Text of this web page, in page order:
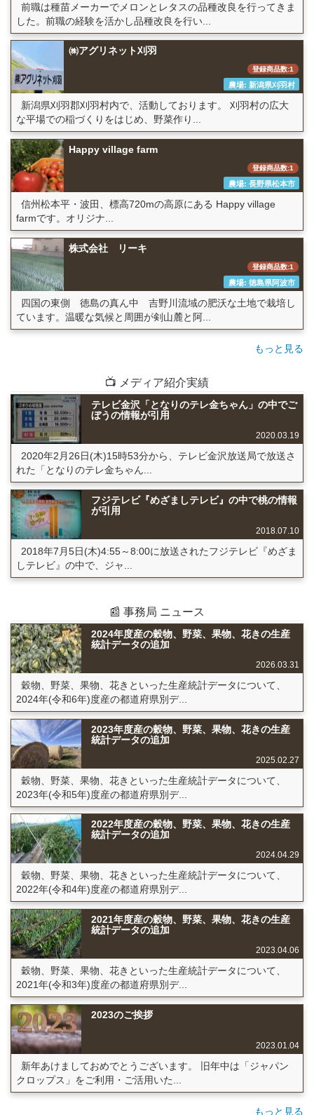
前職は種苗メーカーでメロンとレタスの品種改良を行ってきま
した。前職の経験を活かし品種改良を行い...
㈱アグリネット刈羽
登録商品数:1
農場: 新潟県刈羽村
新潟県刈羽郡刈羽村内で、活動しております。 刈羽村の広大
な平場での稲づくりをはじめ、野菜作り...
Happy village farm
登録商品数:1
農場: 長野県松本市
信州松本平・波田、標高720mの高原にある Happy village
farmです。オリジナ...
株式会社 リーキ
登録商品数:1
農場: 徳島県阿波市
四国の東側 徳島の真ん中 吉野川流域の肥沃な土地で栽培し
ています。温暖な気候と周囲が剣山麓と阿...
もっと見る
📺 メディア紹介実績
テレビ金沢「となりのテレ金ちゃん」の中でご
ぼうの情報が引用
2020.03.19
2020年2月26日(木)15時53分から、テレビ金沢放送局で放送さ
れた「となりのテレ金ちゃん...
フジテレビ『めざましテレビ』の中で桃の情報
が引用
2018.07.10
2018年7月5日(木)4:55～8:00に放送されたフジテレビ『めざま
しテレビ』の中で、ジャ...
📰 事務局 ニュース
2024年度産の穀物、野菜、果物、花きの生産
統計データの追加
2026.03.31
穀物、野菜、果物、花きといった生産統計データについて、
2024年(令和6年)度産の都道府県別デ...
2023年度産の穀物、野菜、果物、花きの生産
統計データの追加
2025.02.27
穀物、野菜、果物、花きといった生産統計データについて、
2023年(令和5年)度産の都道府県別デ...
2022年度産の穀物、野菜、果物、花きの生産
統計データの追加
2024.04.29
穀物、野菜、果物、花きといった生産統計データについて、
2022年(令和4年)度産の都道府県別デ...
2021年度産の穀物、野菜、果物、花きの生産
統計データの追加
2023.04.06
穀物、野菜、果物、花きといった生産統計データについて、
2021年(令和3年)度産の都道府県別デ...
2023のご挨拶
2023.01.04
新年あけましておめでとうございます。 旧年中は「ジャパン
クロップス」をご利用・ご活用いた...
もっと見る